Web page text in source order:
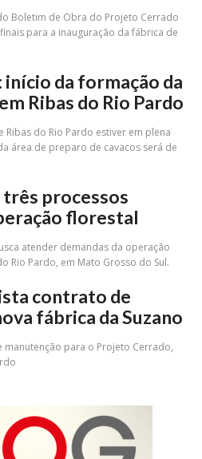
Boletim de Obra do Projeto Cerrado
para a inauguração da fábrica de
da formação da
Ribas do Rio Pardo
Ribas do Rio Pardo estiver em plena
área de preparo de cavacos será de
três processos
florestal
atender demandas da operação
Rio Pardo, em Mato Grosso do Sul.
contrato de
fábrica da Suzano
manutenção para o Projeto Cerrado,